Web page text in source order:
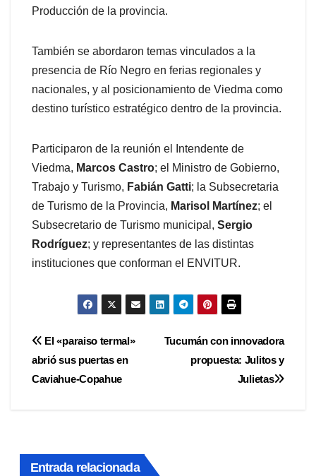
Producción de la provincia.
También se abordaron temas vinculados a la
presencia de Río Negro en ferias regionales y
nacionales, y al posicionamiento de Viedma como
destino turístico estratégico dentro de la provincia.
Participaron de la reunión el Intendente de
Viedma, Marcos Castro; el Ministro de Gobierno,
Trabajo y Turismo, Fabián Gatti; la Subsecretaria
de Turismo de la Provincia, Marisol Martínez; el
Subsecretario de Turismo municipal, Sergio
Rodríguez; y representantes de las distintas
instituciones que conforman el ENVITUR.
Navegación
de
Tucumán con innovadora
propuesta: Julitos y
Julietas
El «paraiso termal»
abrió sus puertas en
Caviahue-Copahue
Entrada relacionada